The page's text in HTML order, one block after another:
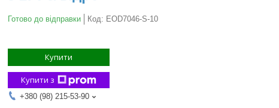
Готово до відправки Код: EOD7046-S-10
Купити
Купити з
+380 (98) 215-53-90